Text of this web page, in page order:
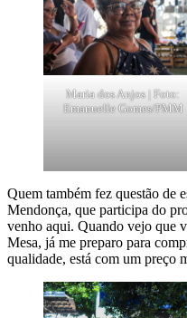
Maria dos Anjos | Foto:
Emanuelle Gomes/PMM
Quem também fez questão de
Mendonça, que participa do
venho aqui. Quando vejo que
Mesa, já me preparo para
qualidade, está com um preço